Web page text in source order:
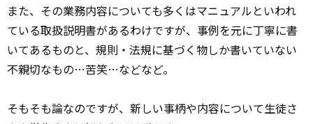
また、その業務内容についても多くはマニュアルといわれ
ている取扱説明書があるわけですが、事例を元に丁寧に書
いてあるものと、規則・法規に基づく物しか書いていない
不親切なもの…苦笑…などなど。
そもそも論なのですが、新しい事柄や内容について生徒さ